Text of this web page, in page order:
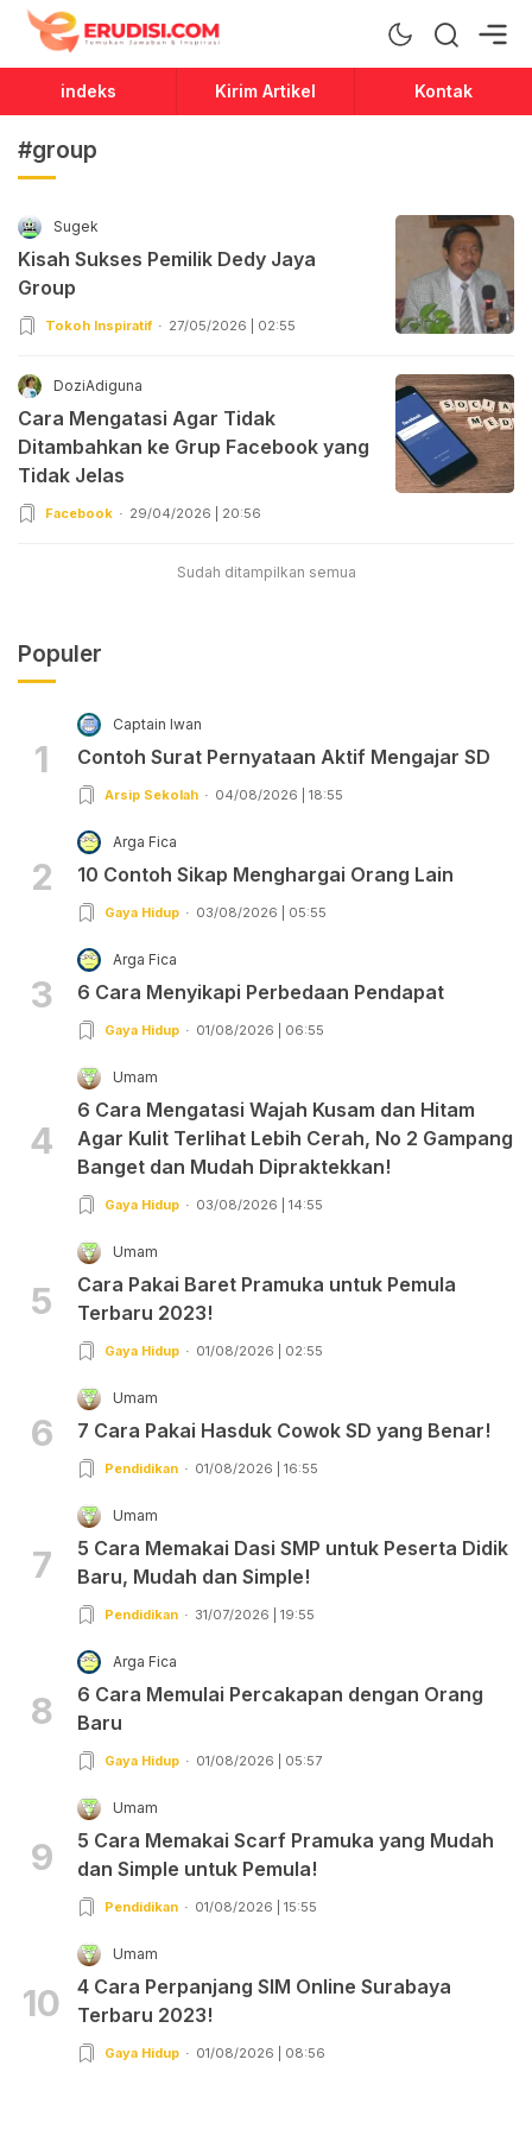
Erudisi
Temukan Jawaban dan Inspirasi
indeks Kirim Artikel Kontak
#group
Sugek
Kisah Sukses Pemilik Dedy Jaya
Group
Tokoh Inspiratif 27/05/2026 | 02:55
DoziAdiguna
Cara Mengatasi Agar Tidak
Ditambahkan ke Grup Facebook yang
Tidak Jelas
Facebook 29/04/2026 | 20:56
Sudah ditampilkan semua
Populer
1
Captain Iwan
Contoh Surat Pernyataan Aktif Mengajar SD
Arsip Sekolah 04/08/2026 | 18:55
2
Arga Fica
10 Contoh Sikap Menghargai Orang Lain
Gaya Hidup 03/08/2026 | 05:55
3
Arga Fica
6 Cara Menyikapi Perbedaan Pendapat
Gaya Hidup 01/08/2026 | 06:55
4
Umam
6 Cara Mengatasi Wajah Kusam dan Hitam
Agar Kulit Terlihat Lebih Cerah, No 2 Gampang
Banget dan Mudah Dipraktekkan!
Gaya Hidup 03/08/2026 | 14:55
5
Umam
Cara Pakai Baret Pramuka untuk Pemula
Terbaru 2023!
Gaya Hidup 01/08/2026 | 02:55
6
Umam
7 Cara Pakai Hasduk Cowok SD yang Benar!
Pendidikan 01/08/2026 | 16:55
7
Umam
5 Cara Memakai Dasi SMP untuk Peserta Didik
Baru, Mudah dan Simple!
Pendidikan 31/07/2026 | 19:55
8
Arga Fica
6 Cara Memulai Percakapan dengan Orang
Baru
Gaya Hidup 01/08/2026 | 05:57
9
Umam
5 Cara Memakai Scarf Pramuka yang Mudah
dan Simple untuk Pemula!
Pendidikan 01/08/2026 | 15:55
10
Umam
4 Cara Perpanjang SIM Online Surabaya
Terbaru 2023!
Gaya Hidup 01/08/2026 | 08:56